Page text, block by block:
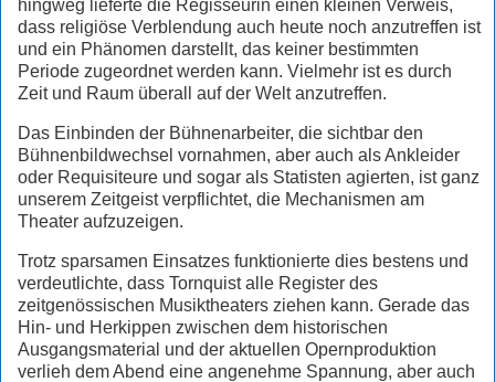
hingweg lieferte die Regisseurin einen kleinen Verweis,
dass religiöse Verblendung auch heute noch anzutreffen ist
und ein Phänomen darstellt, das keiner bestimmten
Periode zugeordnet werden kann. Vielmehr ist es durch
Zeit und Raum überall auf der Welt anzutreffen.
Das Einbinden der Bühnenarbeiter, die sichtbar den
Bühnenbildwechsel vornahmen, aber auch als Ankleider
oder Requisiteure und sogar als Statisten agierten, ist ganz
unserem Zeitgeist verpflichtet, die Mechanismen am
Theater aufzuzeigen.
Trotz sparsamen Einsatzes funktionierte dies bestens und
verdeutlichte, dass Tornquist alle Register des
zeitgenössischen Musiktheaters ziehen kann. Gerade das
Hin- und Herkippen zwischen dem historischen
Ausgangsmaterial und der aktuellen Opernproduktion
verlieh dem Abend eine angenehme Spannung, aber auch